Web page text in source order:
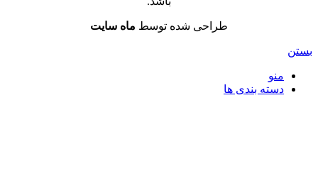
طراحی شده توسط ماه سایت
بستن
منو
دسته بندی ها